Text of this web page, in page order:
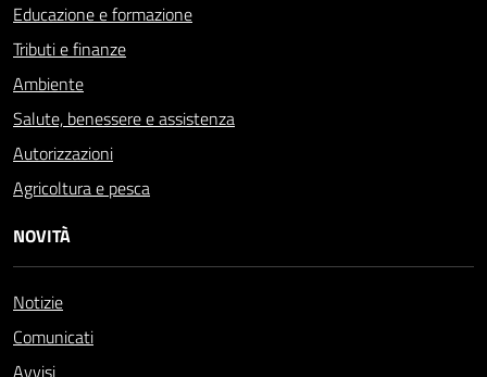
Educazione e formazione
Tributi e finanze
Ambiente
Salute, benessere e assistenza
Autorizzazioni
Agricoltura e pesca
NOVITÀ
Notizie
Comunicati
Avvisi